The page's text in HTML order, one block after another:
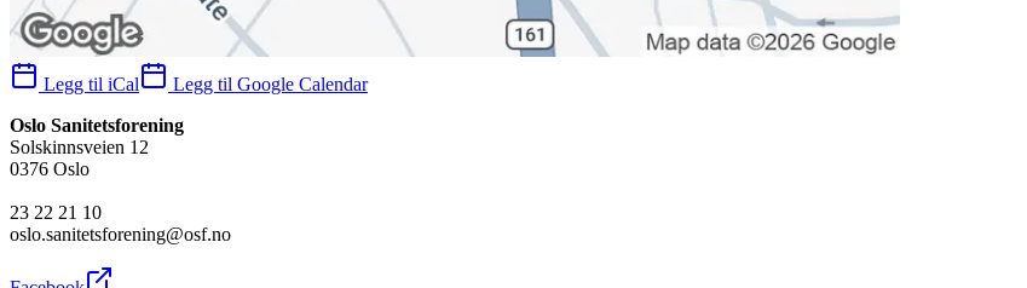
Legg til iCal
Legg til Google Calendar
Oslo Sanitetsforening
Solskinnsveien 12
0376 Oslo
23 22 21 10
oslo.sanitetsforening@osf.no